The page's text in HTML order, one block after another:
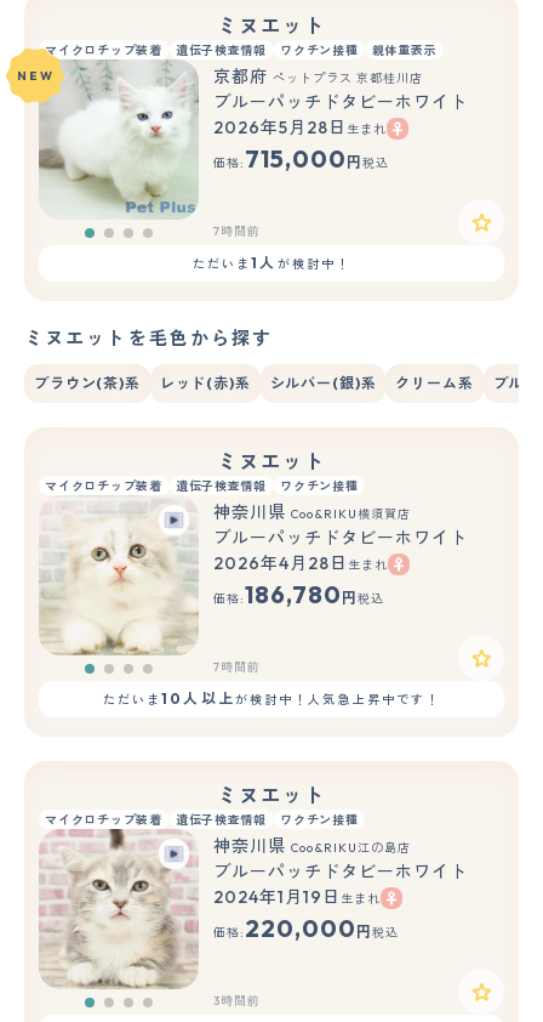
ミヌエット
マイクロチップ装着 遺伝子検査情報 ワクチン接種
親体重表示
NEW
京都府 ペットプラス 京都桂川店
ブルーパッチドタビーホワイト
2026年5月28日 生まれ
価格: 715,000 円 税込
7時間前
ただいま1人 が検討中！
ミヌエットを毛色から探す
ブラウン(茶)系 レッド(赤)系 シルバー(銀)系 クリーム系 ブル
ミヌエット
マイクロチップ装着 遺伝子検査情報 ワクチン接種
神奈川県 Coo&RIKU横須賀店
ブルーパッチドタビーホワイト
2026年4月28日 生まれ
価格:186,780 円 税込
7時間前
ただいま10人以上が検討中！人気急上昇中です！
ミヌエット
マイクロチップ装着 遺伝子検査情報 ワクチン接種
神奈川県 Coo&RIKU江の島店
ブルーパッチドタビーホワイト
2024年1月19日 生まれ
価格: 220,000 円 税込
3時間前